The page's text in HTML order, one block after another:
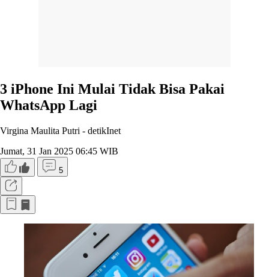
3 iPhone Ini Mulai Tidak Bisa Pakai
WhatsApp Lagi
Virgina Maulita Putri - detikInet
Jumat, 31 Jan 2025 06:45 WIB
5